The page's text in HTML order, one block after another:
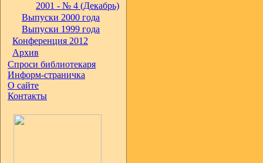
2001 - № 4 (Декабрь)
Выпуски 2000 года
Выпуски 1999 года
Конференция 2012
Архив
Спроси библиотекаря
Информ-страничка
О сайте
Контакты